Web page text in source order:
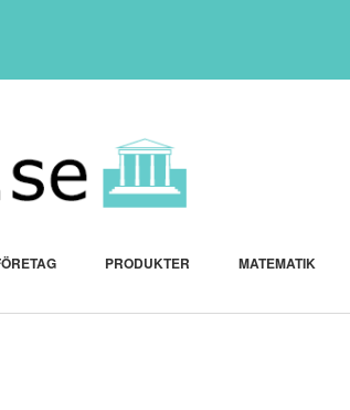
PRODUKTER MATEMATIK